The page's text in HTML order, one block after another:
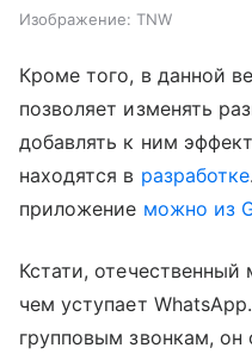
Изображение: TNW
Кроме того, в данной
позволяет изменять
добавлять к ним
находятся в разработке
приложение можно из
Кстати,
чем уступает
групповым звонкам, он